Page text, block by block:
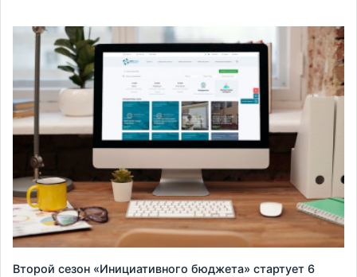
Второй сезон «Инициативного бюджета» стартует 6